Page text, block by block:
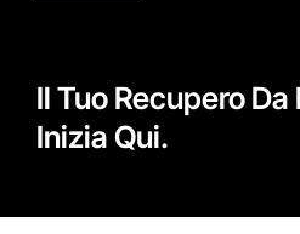
Il Tuo Recupero
Inizia Qui.